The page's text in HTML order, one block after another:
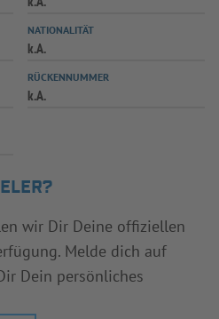
SPIELPLUS
NATIONALITÄT
k.A.
RÜCKENNUMMER
k.A.
wir Dir Deine offiziellen
Melde dich auf
Dein persönliches